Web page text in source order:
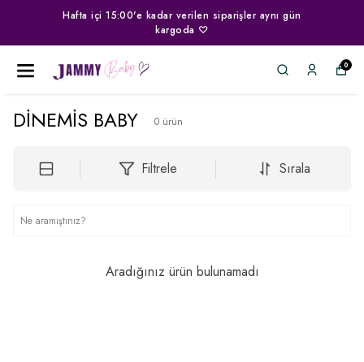
kadar verilen siparişler aynı gün
0
DİNEMİS BABY 0 ürün
Filtrele Sırala
Aradığınız ürün bulunamadı